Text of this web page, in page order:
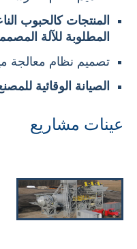
المنتجات كالحبوب
المطلوبة للآلة
تصميم نظام معالجة
الصيانة الوقائية
عينات مشاريع